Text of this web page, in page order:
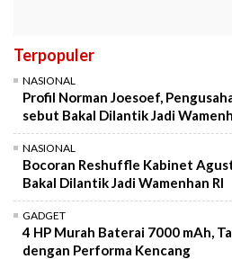
Terpopuler
NASIONAL
Profil Norman Joesoef,
sebut Bakal Dilantik Jadi
NASIONAL
Bocoran Reshuffle Kabinet
Bakal Dilantik Jadi Wamenhan RI
GADGET
4 HP Murah Baterai 7000 mAh,
dengan Performa Kencang